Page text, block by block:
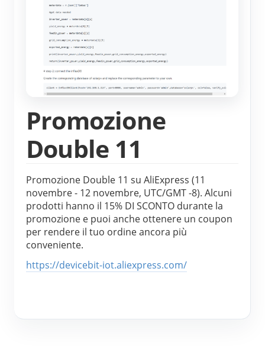
Promozione
Double 11
Promozione Double 11 su AliExpress (11
novembre - 12 novembre, UTC/GMT -8). Alcuni
prodotti hanno il 15% DI SCONTO durante la
promozione e puoi anche ottenere un coupon
per rendere il tuo ordine ancora più
conveniente.
https://devicebit-iot.aliexpress.com/